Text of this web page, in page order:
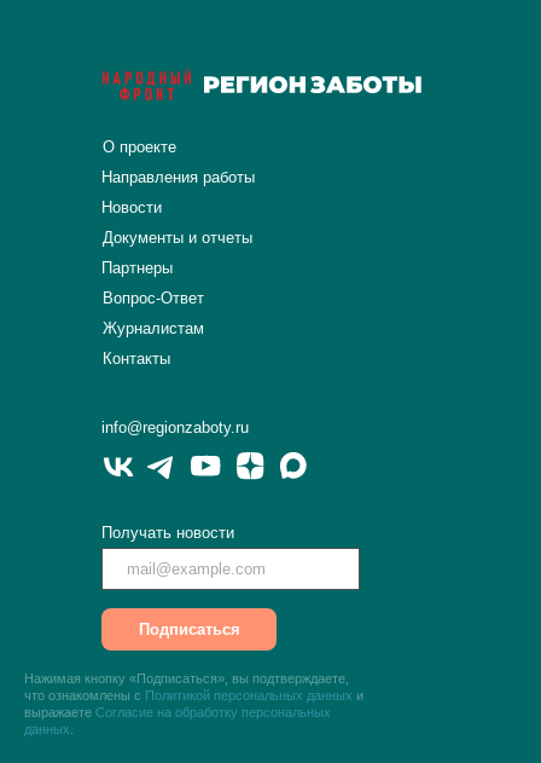
info@regionzaboty.ru
Вопрос-Ответ
О проекте
Партнеры
Журналистам
Направления работы
Новости
Контакты
Документы и отчеты
Нажимая кнопку «Подписаться», вы подтверждаете,
что ознакомлены с Политикой персональных данных и
выражаете Согласие на обработку персональных
данных
Получать новости
Подписаться